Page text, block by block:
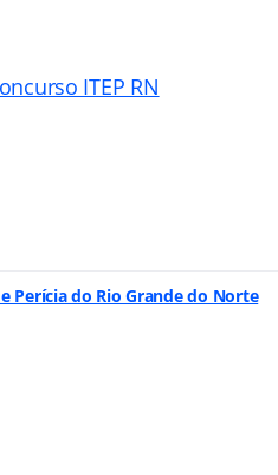
ITEP RN
Perícia do Rio Grande do Norte